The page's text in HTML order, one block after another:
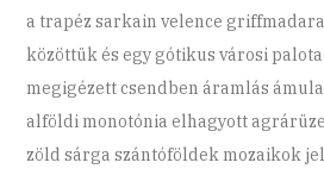
a trapéz sarkain velence
közöttük és egy gótikus városi
megigézett csendben áramlás
alföldi monotónia elhagyott
zöld sárga szántóföldek mozaikok